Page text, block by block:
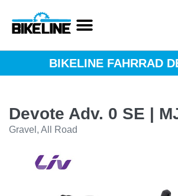
BIKELINE FAHRRAD
Devote Adv. 0 SE |
Gravel, All Road